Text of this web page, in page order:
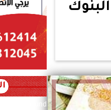
في البنوك
x0n not found